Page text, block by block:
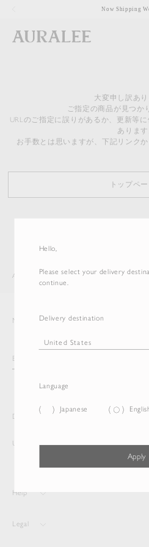
Hello,
Please select your delivery
continue.
Delivery destination
Language
Japanese
Apply
Now Shipping
大変申し訳あり
ご指定の商品が見つか
URLのご指定に誤りがあるか、更新等
あります
お手数とは思いますが、下記リンク
トップペ
AURALEE ITEM
Newsletter
Delivery destination and Language
United States English
Help
Legal